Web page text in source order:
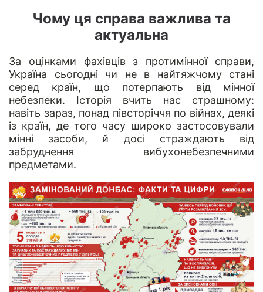
Чому ця справа важлива та
актуальна
За оцінками фахівців з протимінної справи,
Україна сьогодні чи не в найтяжчому стані
серед країн, що потерпають від мінної
небезпеки. Історія вчить нас страшному:
навіть зараз, понад півсторіччя по війнах, деякі
із країн, де того часу широко застосовували
мінні засоби, й досі страждають від
забруднення вибухонебезпечними
предметами.